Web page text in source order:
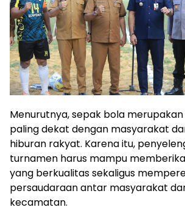
Menurutnya, sepak bola
paling dekat dengan masyarakat
hiburan rakyat. Karena itu,
turnamen harus mampu
yang berkualitas sekaligus
persaudaraan antar masyarakat
kecamatan.